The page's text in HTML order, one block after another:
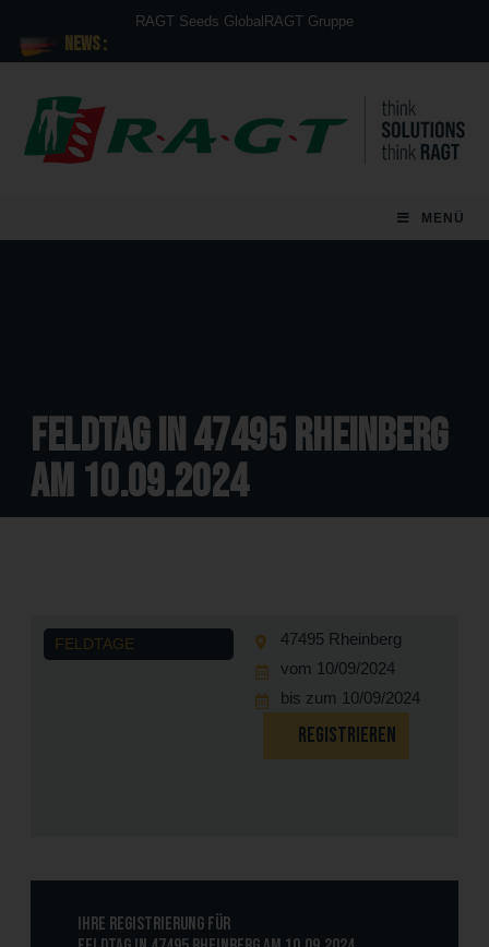
News :
RAGT Seeds Global RAGT Gruppe
MENÜ
Feldtag in 47495 Rheinberg
am 10.09.2024
FELDTAGE
47495 Rheinberg
vom 10/09/2024
bis zum 10/09/2024
REGISTRIEREN
Ihre Registrierung für